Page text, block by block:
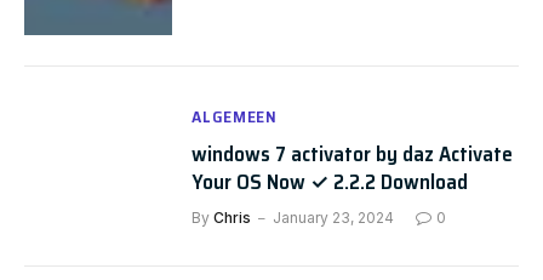
ALGEMEEN
windows 7 activator by daz Activate
Your OS Now ✓ 2.2.2 Download
By Chris January 23, 2024 0